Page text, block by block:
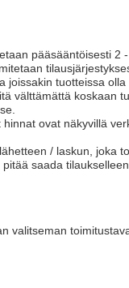
pääsääntöisesti 2
joissakin tuotteissa
välttämättä koskaan
ovat näkyvillä
/ laskun, joka
saada
valitseman